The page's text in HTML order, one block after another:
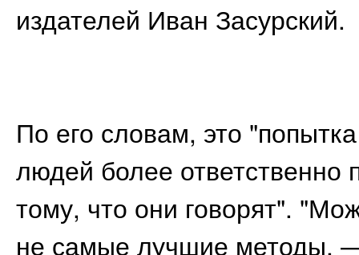
издателей Иван Засурский.
По его словам, это
людей более ответственно
тому, что они говорят".
не самые лучшие методы,